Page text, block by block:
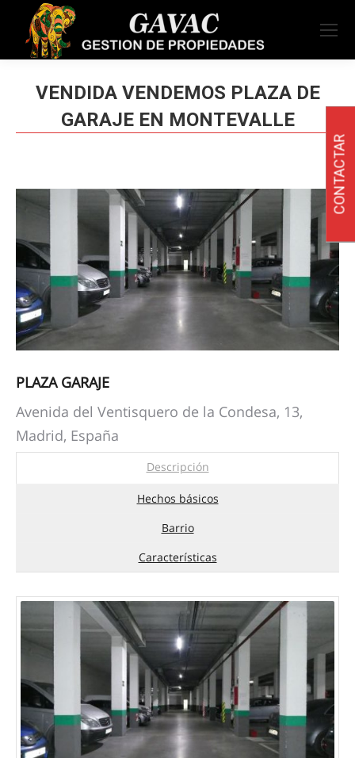
VENDIDA VENDEMOS PLAZA DE
GARAJE EN MONTEVALLE
PLAZA GARAJE
Avenida del Ventisquero de la Condesa, 13,
Madrid, España
Descripción
Hechos básicos
Barrio
Características
CONTACTAR